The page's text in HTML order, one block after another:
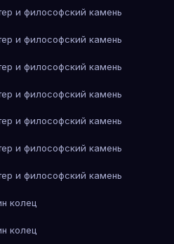
и философский камень
и философский камень
и философский камень
и философский камень
и философский камень
и философский камень
и философский камень
колец
колец